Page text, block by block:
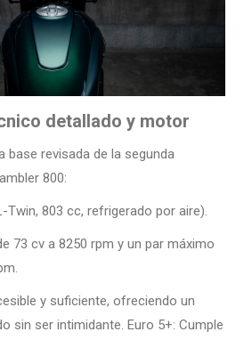
detallado y motor
base revisada de la segunda
800:
Twin, 803 cc, refrigerado por aire).
73 cv a 8250 rpm y un par máximo
y suficiente, ofreciendo un
sin ser intimidante. Euro 5+: Cumple